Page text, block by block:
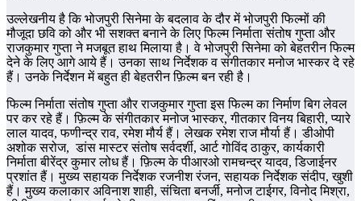
उल्लेखनीय है कि भोजपुरी सिनेमा के बदलाव के दौर में भोजपुरी फिल्मों की
मौजूदा छवि को और भी सशक्त बनाने के लिए फिल्म निर्माता संतोष गुप्ता और
राजकुमार गुप्ता ने मजबूत हाथ मिलाया है। वे भोजपुरी सिनेमा को बेहतरीन फिल्म
देने के लिए आगे आये हैं। उनका साथ निर्देशक व संगीतकार मनोज भास्कर दे रहे
हैं। उनके निर्देशन में बहुत ही बेहतरीन फ़िल्म बन रही है।
फिल्म निर्माता संतोष गुप्ता और राजकुमार गुप्ता इस फिल्म का निर्माण बिग लेवल
पर कर रहे हैं। फ़िल्म के संगीतकार मनोज भास्कर, गीतकार विनय बिहारी, प्यारे
लाल यादव, फणीन्द्र राव, रमेश मौर्य हैं। लेखक रमेश राज मौर्या हैं। डीओपी
अशोक सरोज, डांस मास्टर संतोष सर्वदर्शी, आर्ट गोविंद ठाकुर, कार्यकारी
निर्माता बीरेंद्र कुमार लोध हैं। फ़िल्म के पीआरओ रामचन्द्र यादव, डिजाईनर
प्रशांत हैं। मुख्य सहायक निर्देशक रजनीश रंजन, सहायक निर्देशक संदीप, खुशी
हैं। मुख्य कलाकार अविनाश शाही, संचिता बनर्जी, मनोज टाईगर, विनोद मिश्रा,